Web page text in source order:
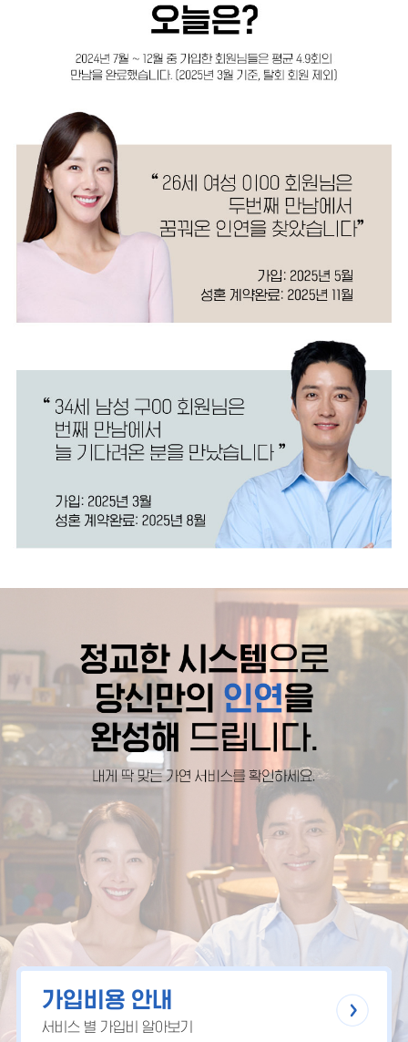
가입비용 안내
서비스 별 가입비 알아보기